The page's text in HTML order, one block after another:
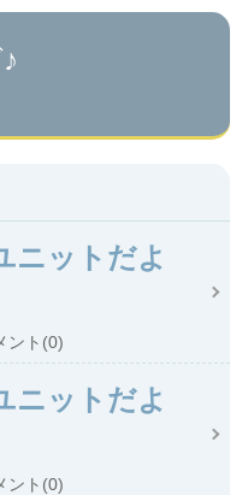
ニットだよ
ント(0)
ニットだよ
ント(0)